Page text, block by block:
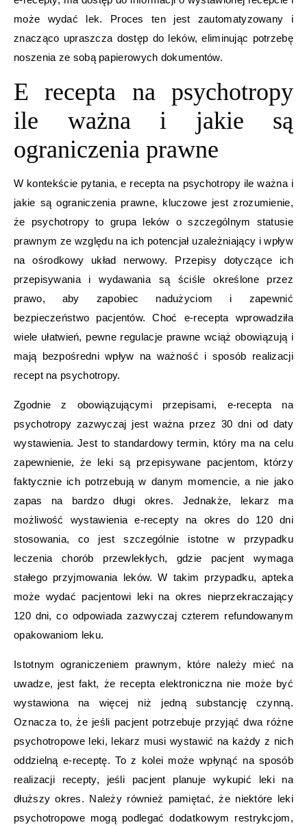
może wydać lek. Proces ten jest zautomatyzowany i
znacząco upraszcza dostęp do leków, eliminując potrzebę
noszenia ze sobą papierowych dokumentów.
E recepta na psychotropy
ile ważna i jakie są
ograniczenia prawne
W kontekście pytania, e recepta na psychotropy ile ważna i
jakie są ograniczenia prawne, kluczowe jest zrozumienie,
że psychotropy to grupa leków o szczególnym statusie
prawnym ze względu na ich potencjał uzależniający i wpływ
na ośrodkowy układ nerwowy. Przepisy dotyczące ich
przepisywania i wydawania są ściśle określone przez
prawo, aby zapobiec nadużyciom i zapewnić
bezpieczeństwo pacjentów. Choć e-recepta wprowadziła
wiele ułatwień, pewne regulacje prawne wciąż obowiązują i
mają bezpośredni wpływ na ważność i sposób realizacji
recept na psychotropy.
Zgodnie z obowiązującymi przepisami, e-recepta na
psychotropy zazwyczaj jest ważna przez 30 dni od daty
wystawienia. Jest to standardowy termin, który ma na celu
zapewnienie, że leki są przepisywane pacjentom, którzy
faktycznie ich potrzebują w danym momencie, a nie jako
zapas na bardzo długi okres. Jednakże, lekarz ma
możliwość wystawienia e-recepty na okres do 120 dni
stosowania, co jest szczególnie istotne w przypadku
leczenia chorób przewlekłych, gdzie pacjent wymaga
stałego przyjmowania leków. W takim przypadku, apteka
może wydać pacjentowi leki na okres nieprzekraczający
120 dni, co odpowiada zazwyczaj czterem refundowanym
opakowaniom leku.
Istotnym ograniczeniem prawnym, które należy mieć na
uwadze, jest fakt, że recepta elektroniczna nie może być
wystawiona na więcej niż jedną substancję czynną.
Oznacza to, że jeśli pacjent potrzebuje przyjąć dwa różne
psychotropowe leki, lekarz musi wystawić na każdy z nich
oddzielną e-receptę. To z kolei może wpłynąć na sposób
realizacji recepty, jeśli pacjent planuje wykupić leki na
dłuższy okres. Należy również pamiętać, że niektóre leki
psychotropowe mogą podlegać dodatkowym restrykcjom,